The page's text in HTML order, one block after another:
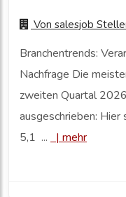
Von salesjob
Branchentrends:
Nachfrage Die
zweiten Quartal
ausgeschrieben:
5,1 ...
| mehr